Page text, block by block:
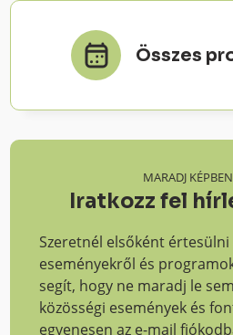
Összes
MARADJ
Iratkozz fel
Szeretnél elsőként értesülni
eseményekről és
segít, hogy ne maradj le
közösségi események és
egyenesen az e-mail